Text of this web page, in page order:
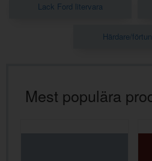
Lack Ford litervara
Härdare/
Mest populära